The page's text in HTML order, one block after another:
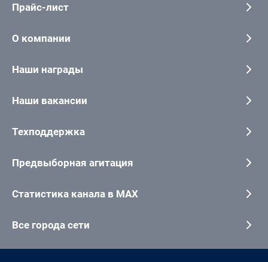
Прайс-лист
О компании
Наши награды
Наши вакансии
Техподдержка
Предвыборная агитация
Статистика канала в MAX
Все города сети